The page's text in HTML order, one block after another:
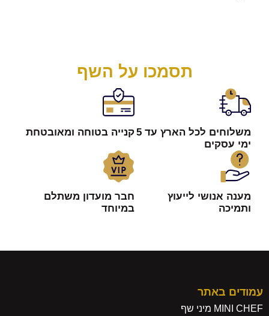
תסמכו על השף
משלוחים לכל הארץ עד 5
ימי עסקים
קנייה בטוחה ומאובטחת
מענה אנושי לייעוץ
ותמיכה
חבר מועדון משתלם
במיוחד
עמודים באתר
MINI CHEF מיני שף